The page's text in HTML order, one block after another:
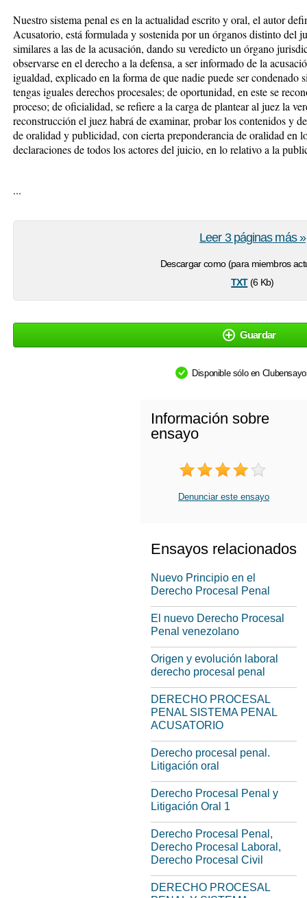
Nuestro sistema penal es en la actualidad escrito y oral, el autor
Acusatorio, está formulada y sostenida por un órganos distinto del
similares a las de la acusación, dando su veredicto un órgano
observarse en el derecho a la defensa, a ser informado de la
igualdad, explicado en la forma de que nadie puede ser condenado
tengas iguales derechos procesales; de oportunidad, en este se
proceso; de oficialidad, se refiere a la carga de plantear al juez la
reconstrucción el juez habrá de examinar, probar los contenidos y
de oralidad y publicidad, con cierta preponderancia de oralidad en
declaraciones de todos los actores del juicio, en lo relativo a la
...
Descargar como (para miembros
txt(6 Kb)
Leer 3 páginas más »
Guardar
Disponible sólo en
Información sobre
ensayo
Denunciar este ensayo
Ensayos relacionados
Nuevo Principio en el
Derecho Procesal Penal
El nuevo Derecho Procesal
Penal venezolano
Origen y evolución laboral
derecho procesal penal
DERECHO PROCESAL
PENAL SISTEMA PENAL
ACUSATORIO
Derecho procesal penal.
Litigación oral
Derecho Procesal Penal y
Litigación Oral 1
Derecho Procesal Penal,
Derecho Procesal Laboral,
Derecho Procesal Civil
DERECHO PROCESAL